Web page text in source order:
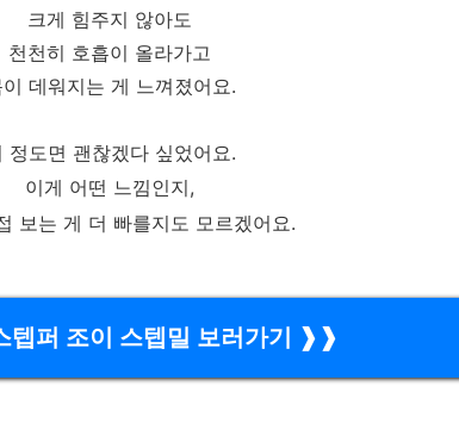
크게 힘주지 않아도
천천히 호흡이 올라가고
이 데워지는 게 느껴졌어요.
정도면 괜찮겠다 싶었어요.
이게 어떤 느낌인지,
보는 게 더 빠를지도 모르겠어요.
텝퍼 조이 스텝밀 보러가기 ❱❱